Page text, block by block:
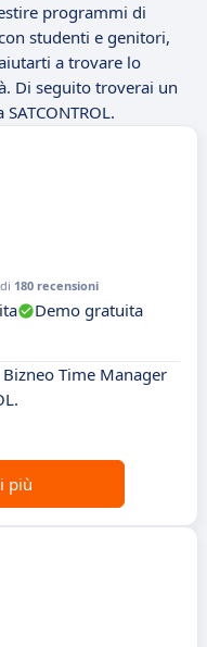
programmi di
studenti e genitori,
a trovare lo
Di seguito troverai un
180 recensioni
Demo gratuita
Time Manager
più